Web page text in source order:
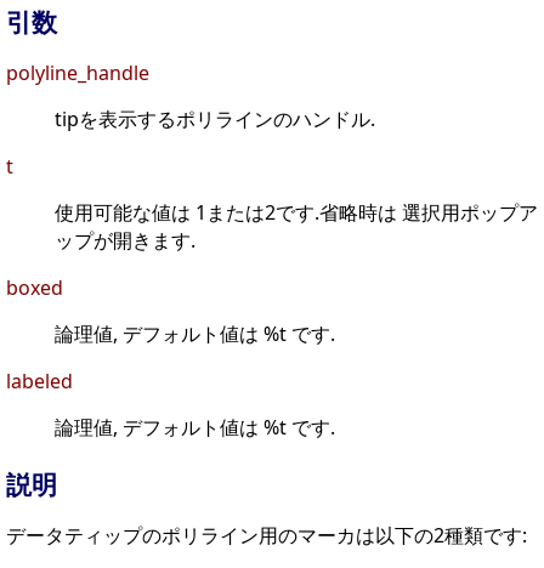
引数
polyline_handle
tipを表示するポリラインのハンドル.
t
使用可能な値は 1または2です.省略時は 選択用ポップア
ップが開きます.
boxed
論理値, デフォルト値は %t です.
labeled
論理値, デフォルト値は %t です.
説明
データティップのポリライン用のマーカは以下の2種類です: